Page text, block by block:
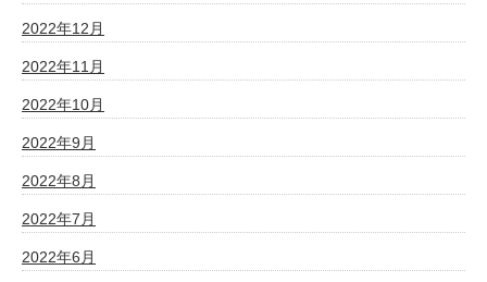
2022年12月
2022年11月
2022年10月
2022年9月
2022年8月
2022年7月
2022年6月